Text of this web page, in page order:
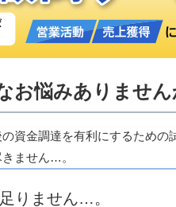
お悩みありません
資金調達を有利にするための
ません…。
りません…。